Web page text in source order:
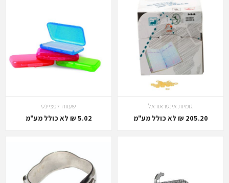
גומיות אינטראוראל
205.20 ₪ לא כולל מע"מ
שעווה לפציינט
5.02 ₪ לא כולל מע"מ